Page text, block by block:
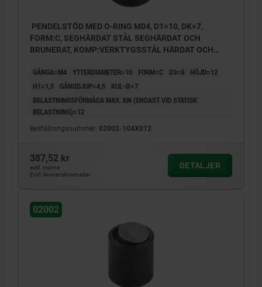
Form C: avplanad, plan stålkula
Form F: avplanad stålkula med räffling
Form K: avplanad, plan POM-kula
Form O: kula i rostfritt stål med diamantyta
Form P: kula i rostfritt stål med
PENDELSTÖD MED O-RING M04, D1=10, DK=7,
FORM:C, SEGHÄRDAT STÅL SEGHÄRDAT OCH
BRUNERAT, KOMP:VERKTYGSSTÅL HÄRDAT OCH
GÄNGA=M4 YTTERDIAMETER=10 FORM=C D3=6
HÖJD=12
H1=1,5
GÄNGDJUP=4,5
KUL-Ø=7
BELASTNINGSFÖRMÅGA MAX. KN (ENDAST VID STATISK
BELASTNING)=12
Beställningsnummer: 02002-104X012
387,52 kr
exkl. moms
Exkl. leveranskostnader
DETALJER
02002